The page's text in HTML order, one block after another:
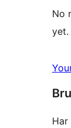
No
yet.
Har